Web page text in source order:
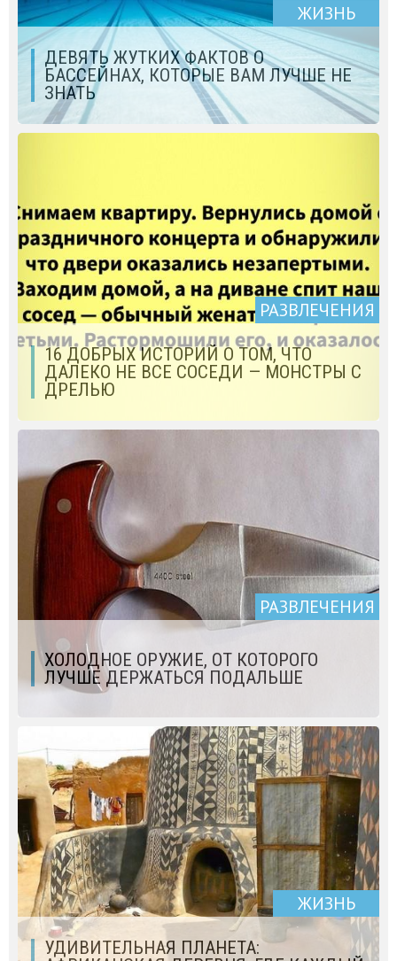
ЖИЗНЬ
ДЕВЯТЬ ЖУТКИХ ФАКТОВ О
БАССЕЙНАХ, КОТОРЫЕ ВАМ ЛУЧШЕ НЕ
ЗНАТЬ
РАЗВЛЕЧЕНИЯ
16 ДОБРЫХ ИСТОРИЙ О ТОМ, ЧТО
ДАЛЕКО НЕ ВСЕ СОСЕДИ — МОНСТРЫ С
ДРЕЛЬЮ
РАЗВЛЕЧЕНИЯ
ХОЛОДНОЕ ОРУЖИЕ, ОТ КОТОРОГО
ЛУЧШЕ ДЕРЖАТЬСЯ ПОДАЛЬШЕ
ЖИЗНЬ
УДИВИТЕЛЬНАЯ ПЛАНЕТА: